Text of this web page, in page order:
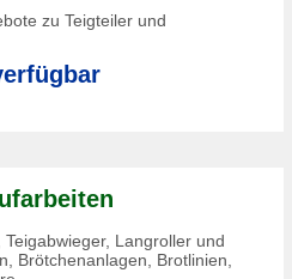
zu Teigteiler und
Langroller und
Brötchenanlagen, Brotlinien,